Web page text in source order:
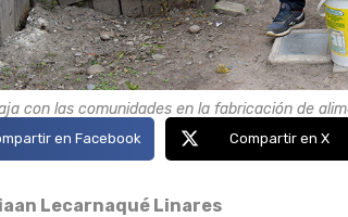
con las comunidades en la fabricación de
en Facebook Compartir en X
Lecarnaqué Linares